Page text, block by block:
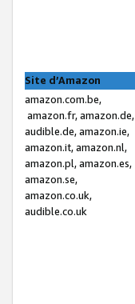
Site d’Amazon
amazon.com.be,
amazon.fr, amazon.de,
audible.de, amazon.ie,
amazon.it, amazon.nl,
amazon.pl, amazon.es,
amazon.se,
amazon.co.uk,
audible.co.uk